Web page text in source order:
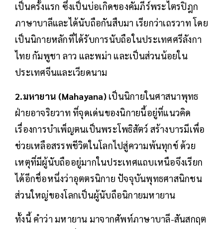
เป็นครั้งแรก ซึ่งเป็นบ่อเกิดของคัมภีร์พระไตรปิฎก
ภาษาบาลีและได้นับถือกันสืบมา เรียกว่าเถรวาท โดย
เป็นนิกายหลักที่ได้รับการนับถือในประเทศศรีลังกา
ไทย กัมพูชา ลาว และพม่า และเป็นส่วนน้อยใน
ประเทศจีนและเวียดนาม
2.มหายาน (Mahayana) เป็นนิกายในศาสนาพุทธ
ฝ่ายอาจริยวาท ที่จุดเด่นของนิกายนี้อยู่ที่แนวคิด
เรื่องการบำเพ็ญตนเป็นพระโพธิสัตว์ สร้างบารมีเพื่อ
ช่วยเหลือสรรพชีวิตในโลกไปสู่ความพ้นทุกข์ ด้วย
เหตุที่มีผู้นับถืออยู่มากในประเทศแถบเหนือจึงเรียก
ได้อีกชื่อหนึ่งว่าอุตตรนิกาย ปัจจุบันพุทธศาสนิกชน
ส่วนใหญ่ของโลกเป็นผู้นับถือนิกายมหายาน
ทั้งนี้ คำว่า มหายาน มาจากศัพท์ภาษาบาลี-สันสกฤต